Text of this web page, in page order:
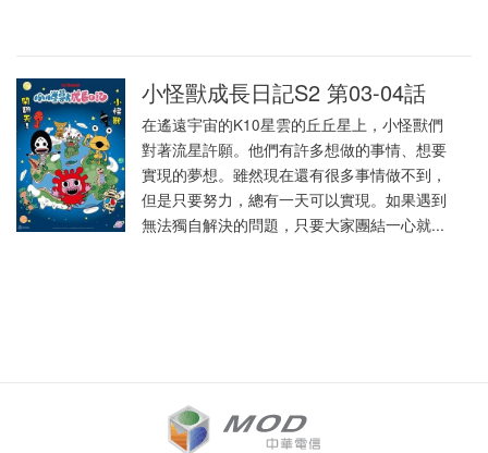
小怪獸成長日記S2 第03-04話
在遙遠宇宙的K10星雲的丘丘星上，小怪獸們
對著流星許願。他們有許多想做的事情、想要
實現的夢想。雖然現在還有很多事情做不到，
但是只要努力，總有一天可以實現。如果遇到
無法獨自解決的問題，只要大家團結一心就...